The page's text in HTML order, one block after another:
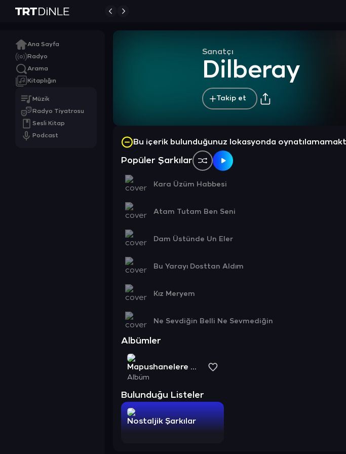
Ana Sayfa
Radyo
Arama
Kitaplığın
Müzik
Radyo Tiyatrosu
Sesli Kitap
Podcast
Sanatçı
Dilberay
Takip et
Bu içerik bulunduğunuz lokasyonda
Popüler Şarkılar
Kara Üzüm Habbesi
Atam Tutam Ben Seni
Dam Üstünde Un Eler
Bu Yarayı Dosttan Aldım
Kız Meryem
Ne Sevdiğin Belli Ne Sevmediğin
Albümler
Mapushanelere Güneş Doğmuyor
Albüm
Bulunduğu Listeler
Nostaljik Şarkılar